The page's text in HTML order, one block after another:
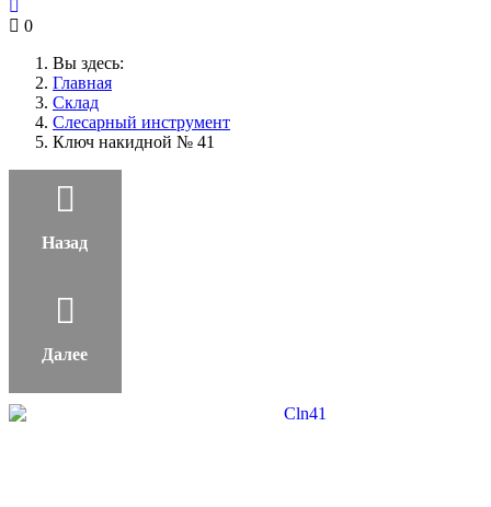
0
Вы здесь:
Главная
Склад
Слесарный инструмент
Ключ накидной № 41
Назад
Далее